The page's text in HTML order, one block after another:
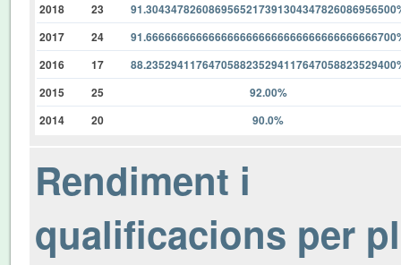
2018
23
2017
24
2016
17
2015
25
92.00%
2014
20 90.0%
Rendiment i
qualificacions per